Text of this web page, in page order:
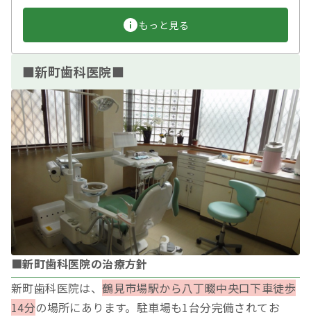
もっと見る
■新町歯科医院■
■新町歯科医院の治療方針
新町歯科医院は、鶴見市場駅から八丁畷中央口下車徒歩
14分の場所にあります。駐車場も1台分完備されてお